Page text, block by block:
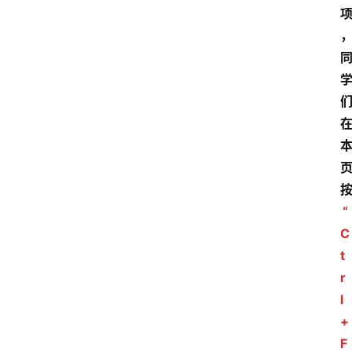
项
，
同
学
们
在
本
页
按
“
C
t
r
l
+
F